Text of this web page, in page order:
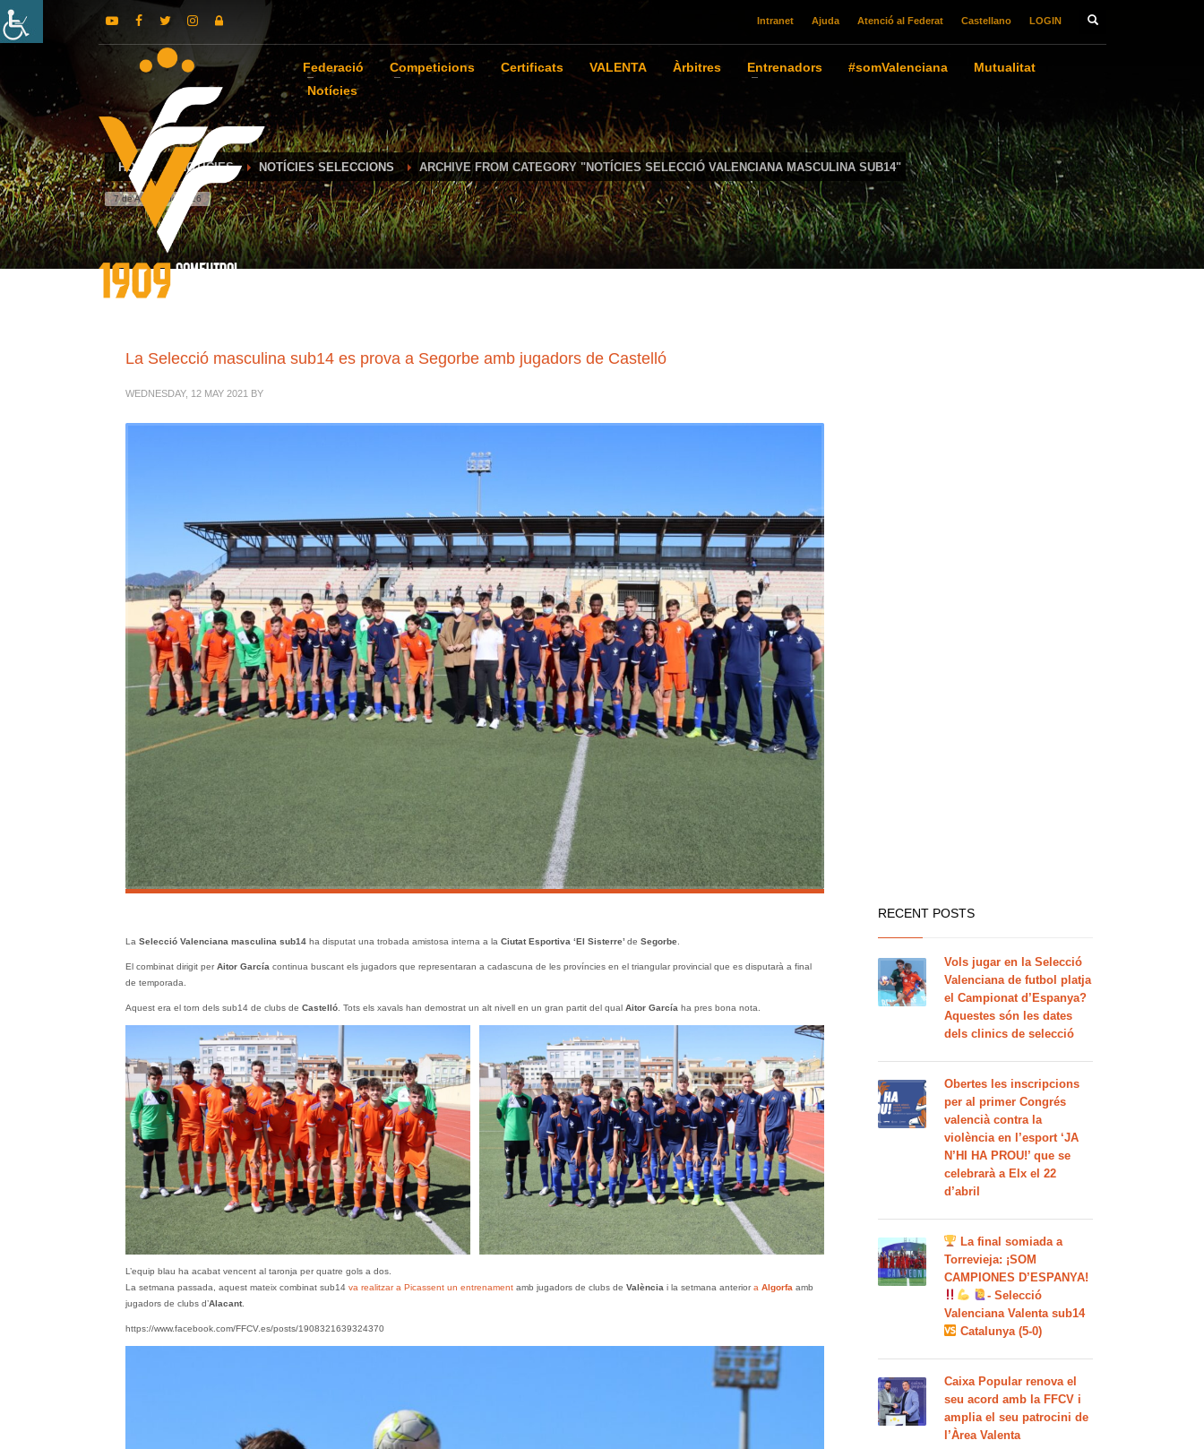
Intranet Ajuda Atenció al Federat Castellano LOGIN
Federació Competicions Certificats VALENTA Àrbitres Entrenadors #somValenciana
Mutualitat
Notícies
HOME NOTÍCIES NOTÍCIES SELECCIONS ARCHIVE FROM CATEGORY "NOTÍCIES SELECCIÓ VALENCIANA MASCULINA SUB14"
7 de August de 2026
La Selecció masculina sub14 es prova a Segorbe amb jugadors de Castelló
WEDNESDAY, 12 MAY 2021 BY
La Selecció Valenciana masculina sub14ha disputat una trobada amistosa interna a la Ciutat Esportiva ‘El Sisterre’ de Segorbe.
El combinat dirigit perAitor García continua buscant els jugadors que representaran a cadascuna de les províncies en el triangular provincial que es disputarà a final
de temporada.
Aquest era el torn dels sub14 de clubs de Castelló. Tots els xavals han demostrat un alt nivell en un gran partit del qual Aitor García ha pres bona nota.
L’equip blau ha acabat vencent al taronja per quatre gols a dos.
La setmana passada, aquest mateix combinat sub14 va realitzar a Picassent un entrenamentamb jugadors de clubs de València i la setmana anteriora Algorfa amb
jugadors de clubs d’Alacant.
https://www.facebook.com/FFCV.es/posts/1908321639324370
RECENT POSTS
Vols jugar en la Selecció
Valenciana de futbol platja
el Campionat d’Espanya?
Aquestes són les dates
dels clinics de selecció
Obertes les inscripcions
per al primer Congrés
valencià contra la
violència en l’esport ‘JA
N’HI HA PROU!’ que se
celebrarà a Elx el 22
d’abril
La final somiada a
Torrevieja: ¡SOM
CAMPIONES D’ESPANYA!
- Selecció
Valenciana Valenta sub14
Catalunya (5-0)
Caixa Popular renova el
seu acord amb la FFCV i
amplia el seu patrocini de
l’Àrea Valenta